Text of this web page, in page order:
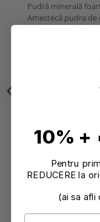
Pudră minerală
Amestecă pudra
Informatii
10% +
Pentru
REDUCERE la
(ai sa afli